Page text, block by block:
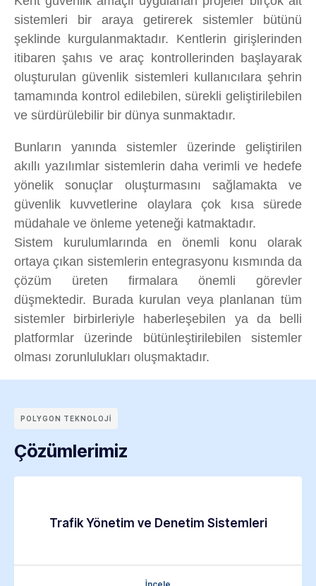
sistemleri bir araya getirerek sistemler bütünü
şeklinde kurgulanmaktadır. Kentlerin girişlerinden
itibaren şahıs ve araç kontrollerinden başlayarak
oluşturulan güvenlik sistemleri kullanıcılara şehrin
tamamında kontrol edilebilen, sürekli geliştirilebilen
ve sürdürülebilir bir dünya sunmaktadır.
Bunların yanında sistemler üzerinde geliştirilen
akıllı yazılımlar sistemlerin daha verimli ve hedefe
yönelik sonuçlar oluşturmasını sağlamakta ve
güvenlik kuvvetlerine olaylara çok kısa sürede
müdahale ve önleme yeteneği katmaktadır.
Sistem kurulumlarında en önemli konu olarak
ortaya çıkan sistemlerin entegrasyonu kısmında da
çözüm üreten firmalara önemli görevler
düşmektedir. Burada kurulan veya planlanan tüm
sistemler birbirleriyle haberleşebilen ya da belli
platformlar üzerinde bütünleştirilebilen sistemler
olması zorunlulukları oluşmaktadır.
POLYGON TEKNOLOJI
Çözümlerimiz
Trafik Yönetim ve Denetim Sistemleri